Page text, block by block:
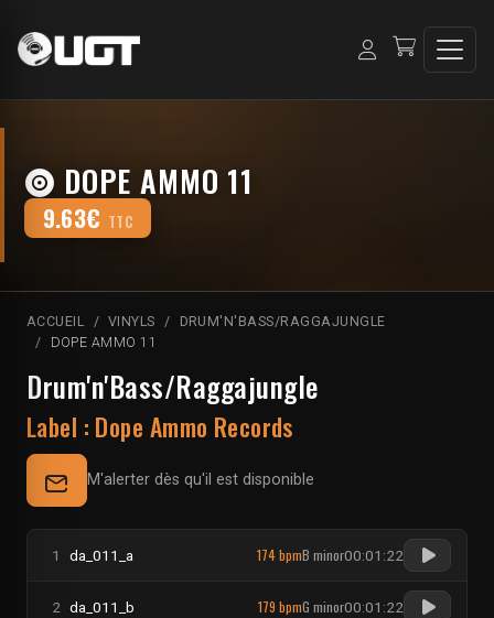
DOPE AMMO 11
9.63€ TTC
ACCUEIL VINYLS
DRUM'N'BASS/RAGGAJUNGLE
DOPE AMMO 11
Drum'n'Bass/Raggajungle
Label : Dope Ammo Records
M'alerter dès qu'il est disponible
1 da_011_a 174 bpmB minor00:01:22
2 da_011_b 179 bpmG minor00:01:22